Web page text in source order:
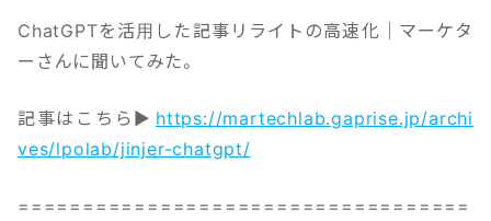
ChatGPTを活用した記事リライトの高速化｜マーケタ
ーさんに聞いてみた。
記事はこちら▶ https://martechlab.gaprise.jp/archi
ves/lpolab/jinjer-chatgpt/
===================================